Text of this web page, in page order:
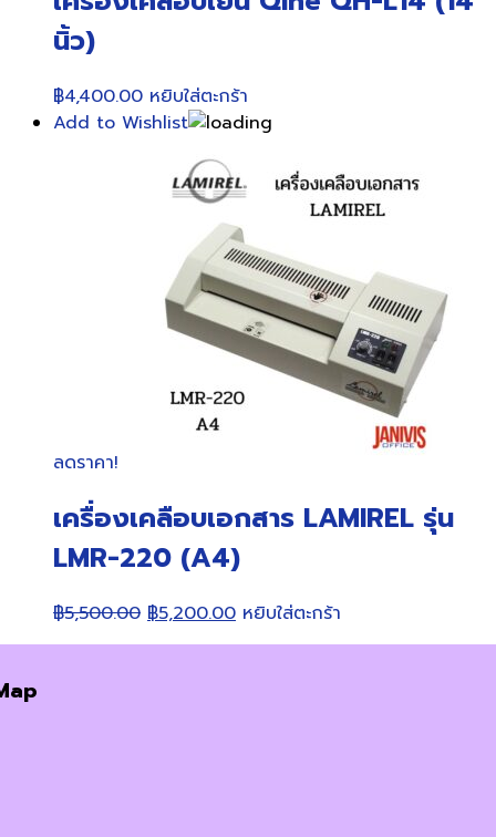
นิ้ว)
฿4,400.00 หยิบใส่ตะกร้า
Add to Wishlist
ลดราคา!
เครื่องเคลือบเอกสาร LAMIREL รุ่น
LMR-220 (A4)
฿5,500.00 Original
price
฿5,200.00Current
price
หยิบใส่ตะกร้า